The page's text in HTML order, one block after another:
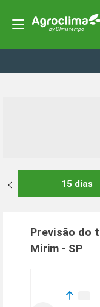
15 dias
Previsão do
Mirim - SP